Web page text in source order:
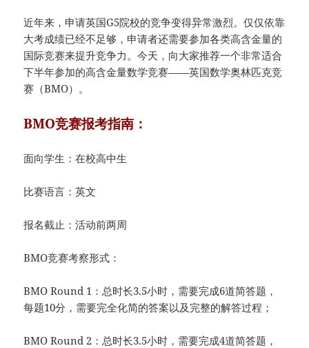
近年来，申请英国G5院校的竞争变得异常激烈。仅仅依靠
大考成绩已经不足够，申请者还需要参加各类高含金量的
国际竞赛来提升竞争力。今天，向大家推荐一个非常适合
下半年参加的高含金量数学竞赛——英国数学奥林匹克竞
赛（BMO）。
BMO竞赛报考指南：
面向学生：在校高中生
比赛语言：英文
报名截止：活动前两周
BMO竞赛考察形式：
BMO Round 1：总时长3.5小时，需要完成6道简答题，
每题10分，需要完全化简的答案以及完整的解答过程；
BMO Round 2：总时长3.5小时，需要完成4道简答题，